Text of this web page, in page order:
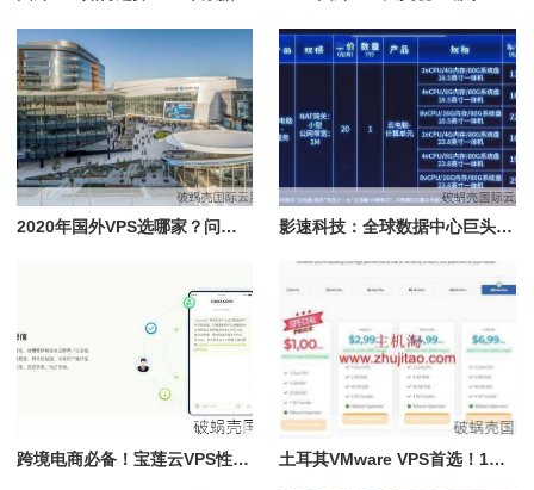
2020年国外VPS选哪家？问答揭秘，教你如何挑选最适合自己的VPS 影速科技：全球数据中心巨头，年付83折优惠码大揭秘
跨境电商必备！宝莲云VPS性价比超高，配置2核1G仅56元/月 土耳其VMware VPS首选！1核2GB只需$12.56/年，性价比炸裂